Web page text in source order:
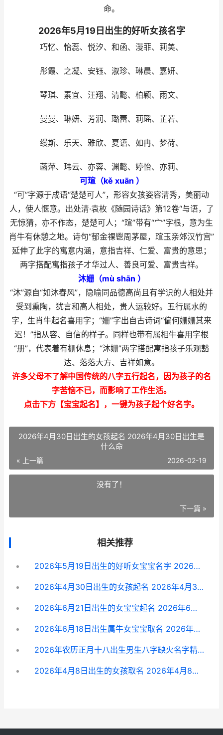
命。
2026年5月19日出生的好听女孩名字
巧忆、怡蕊、悦汐、和函、漫菲、莉美、
彤霞、之凝、安钰、淑珍、琳晨、嘉妍、
琴琪、素宜、汪翔、清懿、柏颖、雨文、
曼曼、琳妍、芳润、璐蕾、莉瑶、芷若、
缦斯、乐天、雅欣、夏语、如冉、梦荷、
菡萍、玮云、亦蓉、渊懿、婷怡、亦莉、
可瑄（kě xuān ）
“可”字源于成语“楚楚可人”，形容女孩姿容清秀，美丽动
人，使人惬意。出处清·袁枚《随园诗话》第12卷“与语，了
无惊猜，亦不作态，楚楚可人；“瑄”带有“宀”字根，意为生
肖牛有休憩之地。诗句“郁金祼鬯周茅屋，瑄玉亲郊汉竹宫”
延伸了此字的寓意内涵，意指吉祥、仁爱、富贵的意思；
两字搭配寓指孩子才华过人、善良可爱、富贵吉祥。
沐姗（mù shān ）
“沐”源自“如沐春风”，隐喻同品德高尚且有学识的人相处并
受到熏陶，犹言和高人相处，贵人运较好。五行属水的
字，生肖牛起名喜用字；“姗”字出自古诗词“偏何姗姗其来
迟！”指从容、自信的样子。同样也带有属相牛喜用字根
“册”，代表着有棚休息；“沐姗”两字搭配寓指孩子乐观豁
达、落落大方、吉祥如意。
许多父母不了解中国传统的八字五行起名，因为孩子的名
字苦恼不已，而影响了工作生活。
点击下方【宝宝起名】，一键为孩子起个好名字。
2026年4月30日出生的女孩起名 2026年4月30日出生是
什么命
« 上一篇 2026-02-19
没有了！
下一篇 »
相关推荐
2026年5月19日出生的好听女宝宝名字 2026年5月19日出生的宝宝五行缺什么
2026年4月30日出生的女孩起名 2026年4月30日出生是什么命
2026年6月21日出生的女宝宝起名 2026年6月21日阳历是多少号
2026年6月18日出生属牛女宝宝取名 2026年6月18日出生是什么命
2026年农历正月十八出生男生八字缺火名字精选 2026年农历正月十五是公历几号
2026年4月8日出生的女孩取名 2026年4月8日生辰